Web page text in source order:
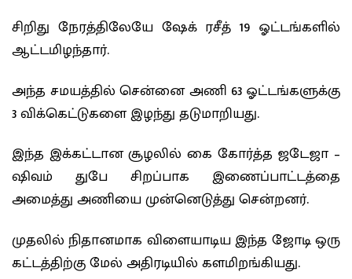
சிறிது நேரத்திலேயே ஷேக் ரசீத் 19 ஓட்டங்களில்
ஆட்டமிழந்தார்.
அந்த சமயத்தில் சென்னை அணி 63 ஓட்டங்களுக்கு
3 விக்கெட்டுகளை இழந்து தடுமாறியது.
இந்த இக்கட்டான சூழலில் கை கோர்த்த ஜடேஜா –
ஷிவம் துபே சிறப்பாக இணைப்பாட்டத்தை
அமைத்து அணியை முன்னெடுத்து சென்றனர்.
முதலில் நிதானமாக விளையாடிய இந்த ஜோடி ஒரு
கட்டத்திற்கு மேல் அதிரடியில் களமிறங்கியது.